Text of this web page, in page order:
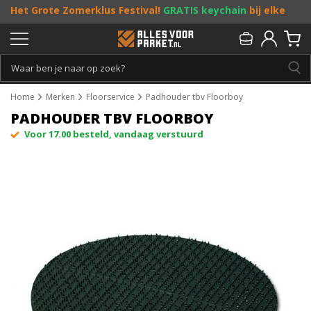
Het Grote Zomerklus Festival! GRATIS keychain bij elke
bestelling vanaf €25, entoffe acties! Doe je mee?
Persoonlijk & gratis advies:013 - 207 00 01
Home Merken Floorservice Padhouder tbv Floorboy
PADHOUDER TBV FLOORBOY
Voor 17.00 besteld, vandaag verstuurd